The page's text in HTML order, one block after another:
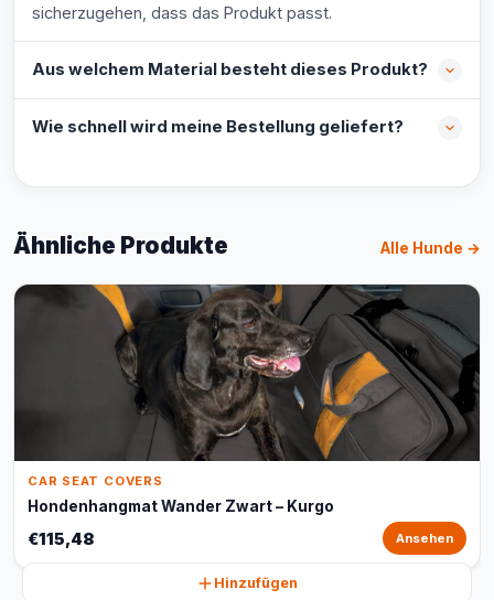
sicherzugehen, dass das Produkt passt.
Aus welchem Material besteht dieses Produkt?
Wie schnell wird meine Bestellung geliefert?
Ähnliche Produkte Alle Hunde →
CAR SEAT COVERS
Hondenhangmat Wander Zwart – Kurgo
€115,48 Ansehen
Hinzufügen